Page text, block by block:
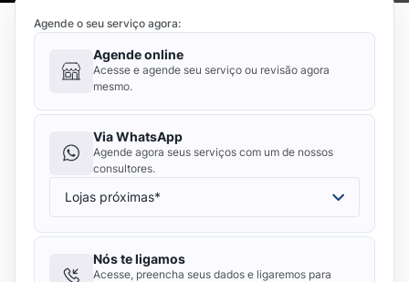
Agende o seu serviço agora:
Agende online
Acesse e agende seu serviço ou revisão agora
mesmo.
Via WhatsApp
Agende agora seus serviços com um de nossos
consultores.
Nós te ligamos
Acesse, preencha seus dados e ligaremos para